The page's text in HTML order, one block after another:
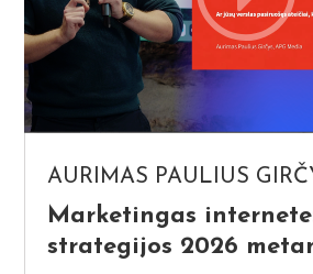
AURIMAS PAULIUS
Marketingas
strategijos 2026